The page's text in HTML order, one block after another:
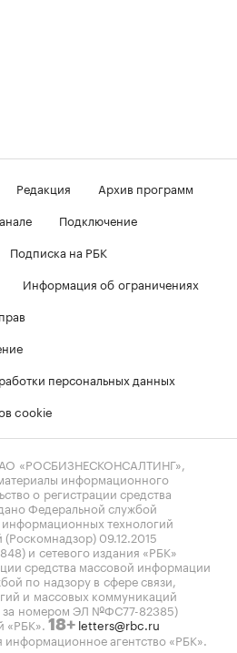
Редакция
Архив программ
Подключение
Подписка на РБК
Информация об ограничениях
персональных данных
cookie
«РОСБИЗНЕСКОНСАЛТИНГ»,
информационного
о регистрации средства
Федеральной службой
технологий
09.12.2015
и сетевого издания «РБК»
средства массовой информации
по надзору в сфере связи,
и массовых коммуникаций
за номером ЭЛ №ФС77-82385)
«РБК». 18+ letters@rbc.ru
информационное агентство «РБК».